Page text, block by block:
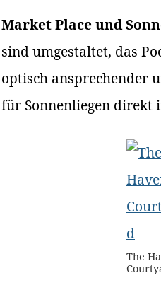
Market Place und
sind umgestaltet, das
optisch ansprechender
für Sonnenliegen direkt
The